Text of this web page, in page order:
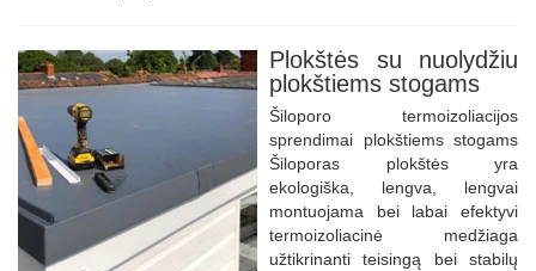
Plokštės su nuolydžiu
plokštiems stogams
Šiloporo termoizoliacijos
sprendimai plokštiems stogams
Šiloporas plokštės yra
ekologiška, lengva, lengvai
montuojama bei labai efektyvi
termoizoliacinė medžiaga
užtikrinanti teisingą bei stabilų